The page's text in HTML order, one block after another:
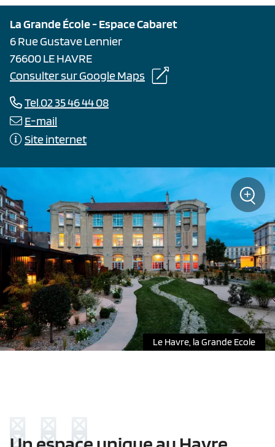
La Grande École - Espace Cabaret
6 Rue Gustave Lennier
76600 LE HAVRE
Consulter sur Google Maps
Tel.02 35 46 44 08
E-mail
Site internet
Le Havre, la Grande Ecole
Zoom
+